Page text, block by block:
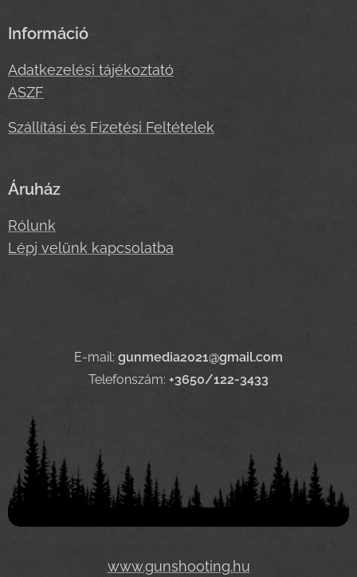
Információ
Adatkezelési tájékoztató
ASZF
Szállítási és Fizetési Feltételek
Áruház
Rólunk
Lépj velünk kapcsolatba
E-mail: gunmedia2021@gmail.com
Telefonszám: +3650/122-3433
www.gunshooting.hu